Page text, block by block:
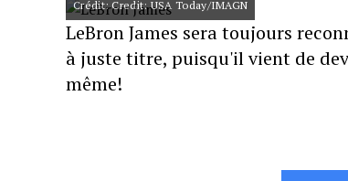
Crédit: Credit: USA Today/IMAGN
LeBron James sera toujours
à juste titre, puisqu'il vient de
même!